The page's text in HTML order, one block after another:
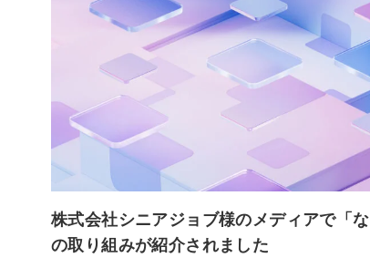
株式会社シニアジョブ様のメディアで「な
の取り組みが紹介されました